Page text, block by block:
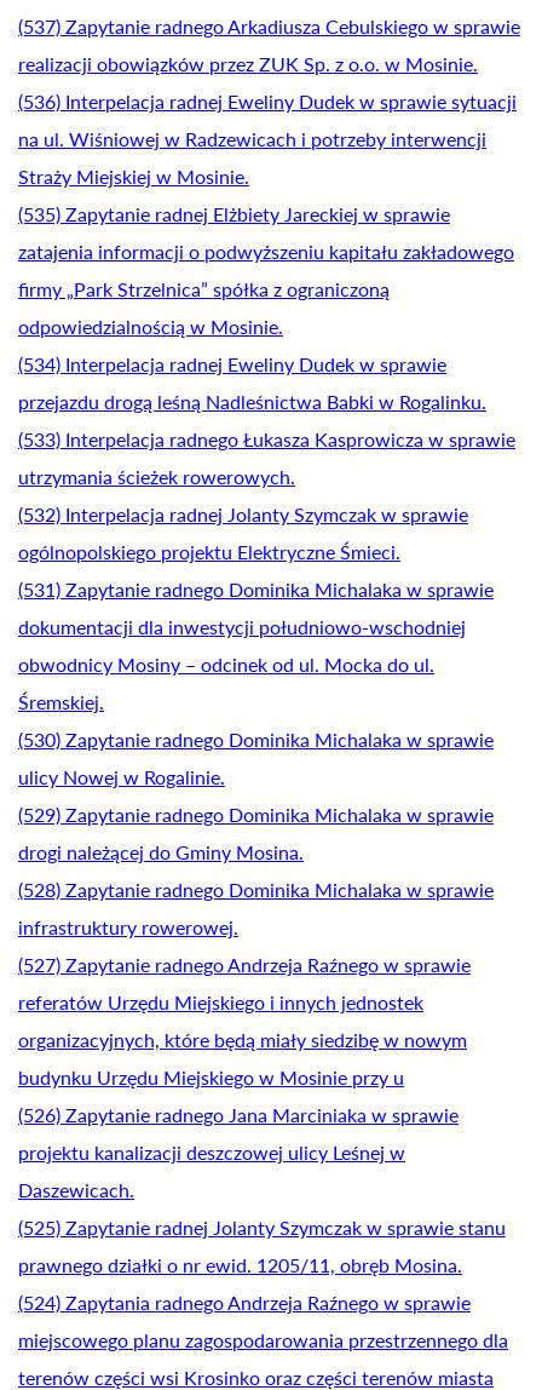
(537) Zapytanie radnego Arkadiusza Cebulskiego w sprawie
realizacji obowiązków przez ZUK Sp. z o.o. w Mosinie.
(536) Interpelacja radnej Eweliny Dudek w sprawie sytuacji
na ul. Wiśniowej w Radzewicach i potrzeby interwencji
Straży Miejskiej w Mosinie.
(535) Zapytanie radnej Elżbiety Jareckiej w sprawie
zatajenia informacji o podwyższeniu kapitału zakładowego
firmy „Park Strzelnica” spółka z ograniczoną
odpowiedzialnością w Mosinie.
(534) Interpelacja radnej Eweliny Dudek w sprawie
przejazdu drogą leśną Nadleśnictwa Babki w Rogalinku.
(533) Interpelacja radnego Łukasza Kasprowicza w sprawie
utrzymania ścieżek rowerowych.
(532) Interpelacja radnej Jolanty Szymczak w sprawie
ogólnopolskiego projektu Elektryczne Śmieci.
(531) Zapytanie radnego Dominika Michalaka w sprawie
dokumentacji dla inwestycji południowo-wschodniej
obwodnicy Mosiny – odcinek od ul. Mocka do ul.
Śremskiej.
(530) Zapytanie radnego Dominika Michalaka w sprawie
ulicy Nowej w Rogalinie.
(529) Zapytanie radnego Dominika Michalaka w sprawie
drogi należącej do Gminy Mosina.
(528) Zapytanie radnego Dominika Michalaka w sprawie
infrastruktury rowerowej.
(527) Zapytanie radnego Andrzeja Raźnego w sprawie
referatów Urzędu Miejskiego i innych jednostek
organizacyjnych, które będą miały siedzibę w nowym
budynku Urzędu Miejskiego w Mosinie przy u
(526) Zapytanie radnego Jana Marciniaka w sprawie
projektu kanalizacji deszczowej ulicy Leśnej w
Daszewicach.
(525) Zapytanie radnej Jolanty Szymczak w sprawie stanu
prawnego działki o nr ewid. 1205/11, obręb Mosina.
(524) Zapytania radnego Andrzeja Raźnego w sprawie
miejscowego planu zagospodarowania przestrzennego dla
terenów części wsi Krosinko oraz części terenów miasta